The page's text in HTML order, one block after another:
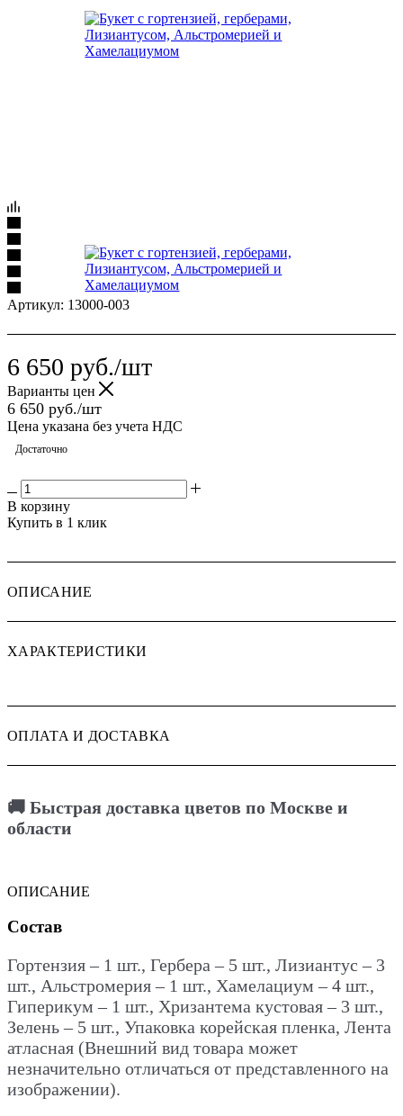
Артикул: 13000-003
6 650 руб./шт
Варианты цен
6 650 руб./шт
Цена указана без учета НДС
Достаточно
В корзину
Купить в 1 клик
ОПИСАНИЕ
ХАРАКТЕРИСТИКИ
ОПЛАТА И ДОСТАВКА
🚚 Быстрая доставка цветов по Москве и
области
ОПИСАНИЕ
Состав
Гортензия – 1 шт., Гербера – 5 шт., Лизиантус – 3
шт., Альстромерия – 1 шт., Хамелациум – 4 шт.,
Гиперикум – 1 шт., Хризантема кустовая – 3 шт.,
Зелень – 5 шт., Упаковка корейская пленка, Лента
атласная (Внешний вид товара может
незначительно отличаться от представленного на
изображении).